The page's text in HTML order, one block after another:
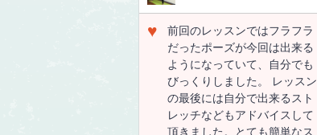
♥
前回のレッスンではフラフラ
だったポーズが今回は出来る
ようになっていて、自分でも
びっくりしました。 レッスン
の最後には自分で出来るスト
レッチなどもアドバイスして
頂きました。とても簡単なス